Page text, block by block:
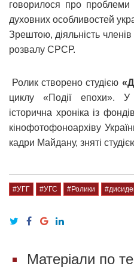
говорилося про проблеми
духовних особливостей
Зрештою, діяльність
розвалу СРСР.
Ролик створено студією
циклу «Події епохи». У
історична хроніка із
кінофотофоноархіву
кадри Майдану, зняті
#УГГ #УГС #Ролики
Матеріали по